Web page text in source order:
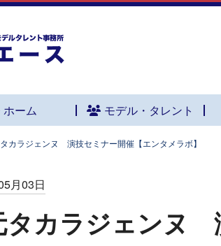
ホーム モデル・タレント
カラジェンヌ 演技セミナー開催【エンタメラボ】
月03日
タカラジェンヌ